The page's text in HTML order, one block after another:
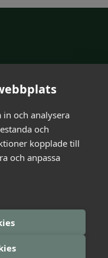
och analysera
och
kopplade till
och anpassa